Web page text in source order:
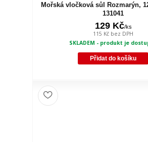
Mořská vločková sůl Rozmarýn,
131041
129 Kč/ks
115 Kč bez DPH
SKLADEM - produkt je
Přidat do košíku